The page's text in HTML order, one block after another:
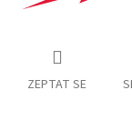
ZEPTAT SE